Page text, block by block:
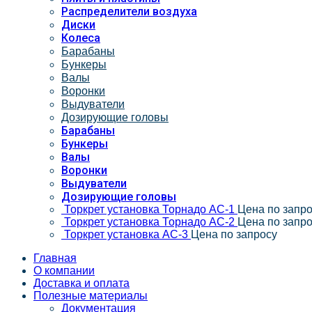
Распределители воздуха
Диски
Колеса
Барабаны
Бункеры
Валы
Воронки
Выдуватели
Дозирующие головы
Барабаны
Бункеры
Валы
Воронки
Выдуватели
Дозирующие головы
Торкрет установка Торнадо АС-1 Цена по
Торкрет установка Торнадо АС-2 Цена по
Торкрет установка АС-3 Цена по запросу
Главная
О компании
Доставка и оплата
Полезные материалы
Документация